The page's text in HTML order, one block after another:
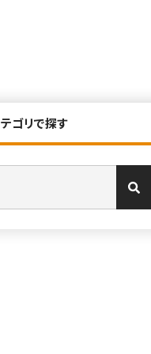
ゴリで探す